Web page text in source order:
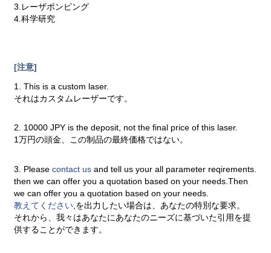
3.レーザポンピング
4.科学研究
[注意]
1. This is a custom laser.
それはカスタムレーザーです。
2. 10000 JPY is the deposit, not the final price of this laser.
1万円の頭金、この制品の最終価格ではない。
3. Pleasecontact usand tell us your all parameter reqirements.
then we can offer you a quotation based on your needs.Then
we can offer you a quotation based on your needs.
教えてください ,を出力したい場合は、あなたの特別な要求。
それから、我々はあなたにあなたのニーズに基づいた引用を提
供することができます。